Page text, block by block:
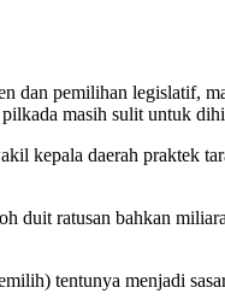
dan pemilihan legislatif,
masih sulit untuk
kepala daerah
duit ratusan bahkan
tentunya menjadi